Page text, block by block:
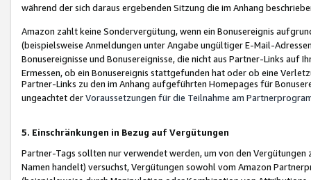
während der sich daraus ergebenden Sitzung die im Anhang
Amazon zahlt keine Sondervergütung, wenn ein Bonusereignis
(beispielsweise Anmeldungen unter Angabe ungültiger E-Mail-
Bonusereignisse und Bonusereignisse, die nicht aus Partner-Links auf
Ermessen, ob ein Bonusereignis stattgefunden hat oder ob eine
Partner-Links zu den im Anhang aufgeführten Homepages für
ungeachtet derVoraussetzungen für die Teilnahme am
5. Einschränkungen in Bezug auf Vergütungen
Partner-Tags sollten nur verwendet werden, um von den
Namen handelt) versuchst, Vergütungen sowohl vom Amazon